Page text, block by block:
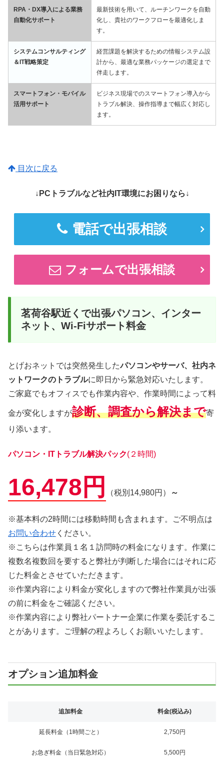
RPA・DX導入による業務
自動化サポート
最新技術を用いて、ルーチンワークを自動
化し、貴社のワークフローを最適化しま
す。
システムコンサルティング
＆IT戦略策定
経営課題を解決するための情報システム設
計から、最適な業務パッケージの選定まで
伴走します。
スマートフォン・モバイル
活用サポート
ビジネス現場でのスマートフォン導入から
トラブル解決、操作指導まで幅広く対応し
ます。
目次に戻る
↓PCトラブルなど社内IT環境にお困りなら↓
電話で出張相談
フォームで出張相談
茗荷谷駅近くで出張パソコン、インター
ネット、Wi-Fiサポート料金
とげおネットでは突然発生したパソコンやサーバ、社内ネ
ットワークのトラブルに即日から緊急対応いたします。
ご家庭でもオフィスでも作業内容や、作業時間によって料
金が変化しますが診断、調査から解決まで寄
り添います。
パソコン・ITトラブル解決パック(２時間)
16,478円 （税別14,980円） ～
※基本料の2時間には移動時間も含まれます。ご不明点は
お問い合わせ ください。
※こちらは作業員１名１訪問時の料金になります。作業に
複数名複数回を要すると弊社が判断した場合にはそれに応
じた料金とさせていただきます。
※作業内容により料金が変化しますので弊社作業員が出張
の前に料金をご確認ください。
※作業内容により弊社パートナー企業に作業を委託するこ
とがあります。ご理解の程よろしくお願いいたします。
オプション追加料金
追加料金 料金(税込み)
延長料金（1時間ごと） 2,750円
お急ぎ料金（当日緊急対応） 5,500円